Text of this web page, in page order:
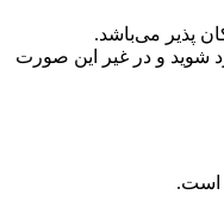
پذیر می‌باشد.
شوید و در غیر این صورت
است.